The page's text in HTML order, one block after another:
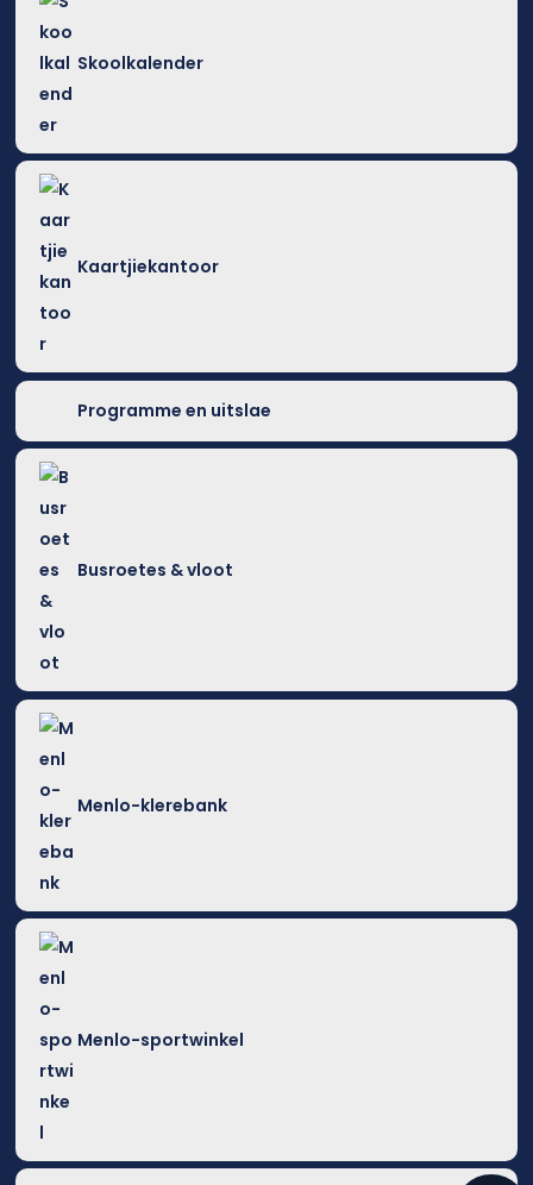
Skoolkalender
Kaartjiekantoor
Programme en uitslae
Busroetes & vloot
Menlo-klerebank
Menlo-sportwinkel